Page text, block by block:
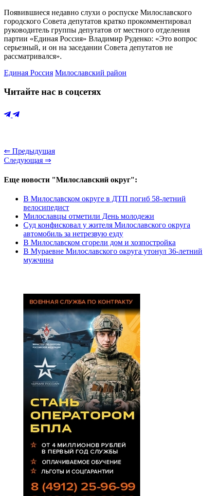
Появившиеся недавно слухи о роспуске Милославского
городского Совета депутатов кратко прокомментировал
руководитель группы депутатов от местного отделения
партии «Единая Россия» Владимир Руденко: «Это вопрос
серьезный, и он на заседании Совета депутатов не
рассматривался».
Единая Россия Милославский район
Читайте нас в соцсетях
⇐ Предыдущая
Следующая ⇒
Еще новости "Милославский округ":
В Милославском округе в ДТП погиб 58-летний
велосипедист
Милославцы отметили День молодежи
Суд конфисковал у жителя Милославского округа
автомобиль за нетрезвую езду
В Милославском сгорели дом и хозпостройка
В Мураевне Милославского округа утонул 36-летний
мужчина